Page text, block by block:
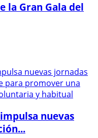
la Gran Gala del
nuevas